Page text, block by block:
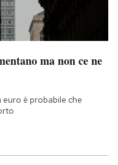
ma non ce ne
è probabile che